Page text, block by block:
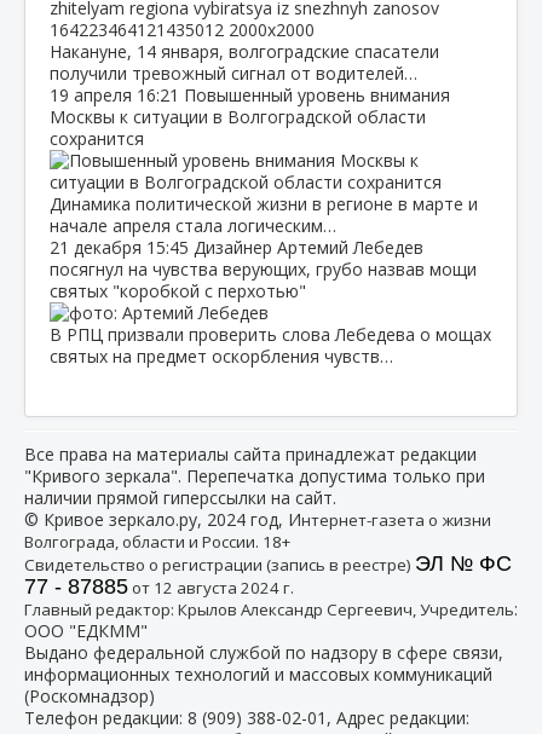
Накануне, 14 января, волгоградские спасатели
получили тревожный сигнал от водителей…
19 апреля 16:21 Повышенный уровень внимания
Москвы к ситуации в Волгоградской области
сохранится
Динамика политической жизни в регионе в марте и
начале апреля стала логическим…
21 декабря 15:45 Дизайнер Артемий Лебедев
посягнул на чувства верующих, грубо назвав мощи
святых "коробкой с перхотью"
В РПЦ призвали проверить слова Лебедева о мощах
святых на предмет оскорбления чувств…
Все права на материалы сайта принадлежат редакции
"Кривого зеркала". Перепечатка допустима только при
наличии прямой гиперссылки на сайт.
© Кривое зеркало.ру, 2024 год, Интернет-газета о жизни
Волгограда, области и России. 18+
Свидетельство о регистрации (запись в реестре) ЭЛ № ФС
77 - 87885от 12 августа 2024 г.
Главный редактор: Крылов Александр Сергеевич, Учредитель:
ООО "ЕДКММ"
Выдано федеральной службой по надзору в сфере связи,
информационных технологий и массовых коммуникаций
(Роскомнадзор)
Телефон редакции: 8 (909) 388-02-01 , Адрес редакции: